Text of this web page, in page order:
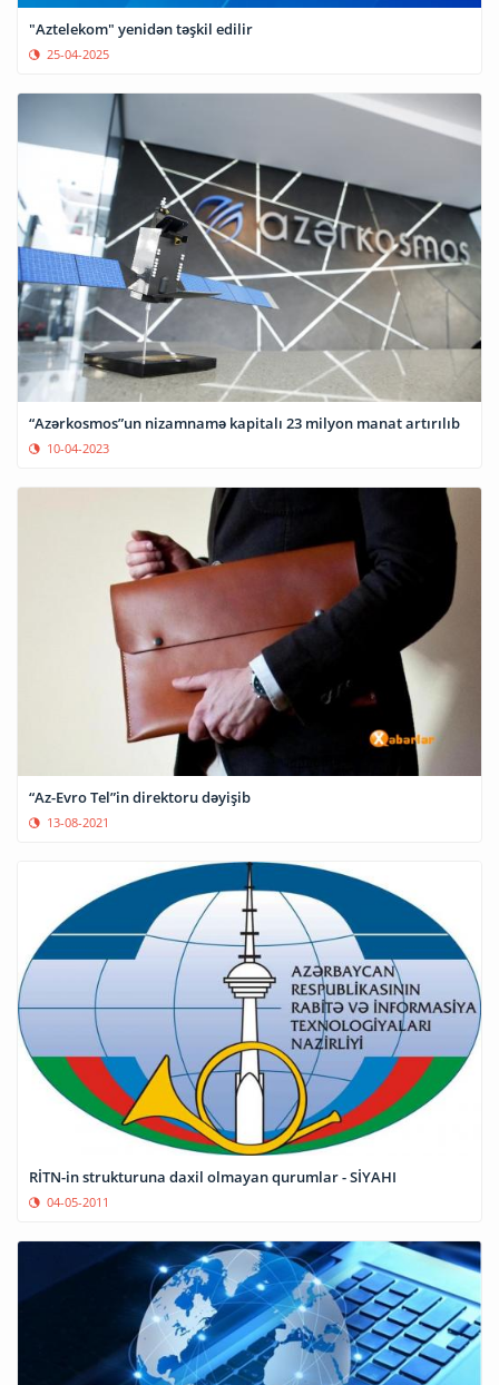
"Aztelekom" yenidən təşkil edilir
25-04-2025
“Azərkosmos”un nizamnamə kapitalı 23 milyon manat artırılıb
10-04-2023
“Az-Evro Tel”in direktoru dəyişib
13-08-2021
RİTN-in strukturuna daxil olmayan qurumlar - SİYAHI
04-05-2011